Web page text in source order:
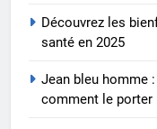
Découvrez les
santé en 2025
Jean bleu homme
comment le porter